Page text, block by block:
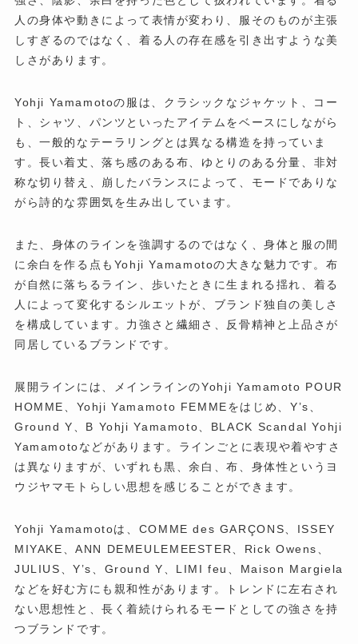
人の身体や動きによって表情が変わり、服そのものが主張
しすぎるのではなく、着る人の存在感を引き出すような美
しさがあります。
Yohji Yamamotoの服は、クラシックなジャケット、コー
ト、シャツ、パンツといったアイテムをベースにしながら
も、一般的なテーラリングとは異なる構造を持っていま
す。長い着丈、落ち感のある布、ゆとりのある分量、非対
称な切り替え、崩したバランスによって、モードでありな
がら詩的な雰囲気を生み出しています。
また、身体のラインを強調するのではなく、身体と服の間
に余白を作る点もYohji Yamamotoの大きな魅力です。布
が自然に落ちるライン、歩いたときに生まれる揺れ、着る
人によって変化するシルエットが、ブランド独自の美しさ
を構成しています。力強さと繊細さ、反骨精神と上品さが
同居しているブランドです。
展開ラインには、メインラインのYohji Yamamoto POUR
HOMME、Yohji Yamamoto FEMMEをはじめ、Y’s、
Ground Y、B Yohji Yamamoto、BLACK Scandal Yohji
Yamamotoなどがあります。ラインごとに表現や着やすさ
は異なりますが、いずれも黒、余白、布、身体性というヨ
ウジヤマモトらしい思想を感じることができます。
Yohji Yamamotoは、COMME des GARÇONS、ISSEY
MIYAKE、ANN DEMEULEMEESTER、Rick Owens、
JULIUS、Y’s、Ground Y、LIMI feu、Maison Margiela
などを好む方にも親和性があります。トレンドに左右され
ない思想性と、長く着続けられるモードとしての強さを持
つブランドです。